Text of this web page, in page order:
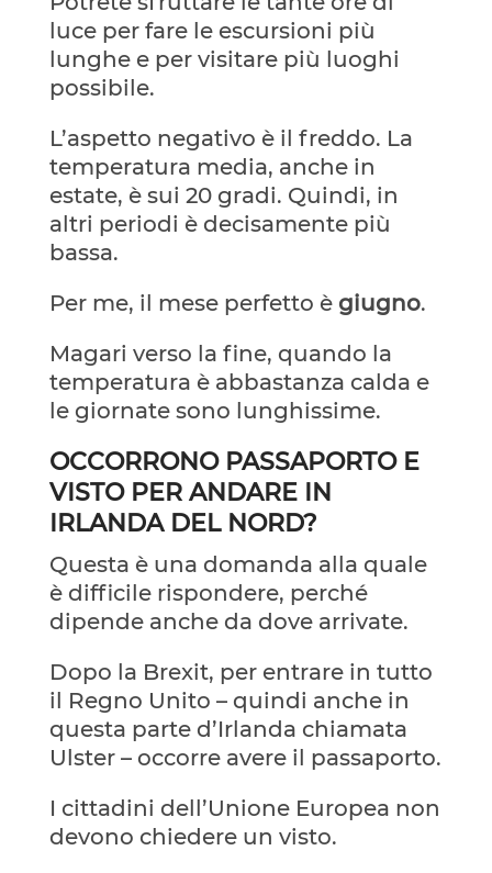
luce per fare le escursioni più
lunghe e per visitare più luoghi
possibile.
L’aspetto negativo è il freddo. La
temperatura media, anche in
estate, è sui 20 gradi. Quindi, in
altri periodi è decisamente più
bassa.
Per me, il mese perfetto ègiugno.
Magari verso la fine, quando la
temperatura è abbastanza calda e
le giornate sono lunghissime.
OCCORRONO PASSAPORTO E
VISTO PER ANDARE IN
IRLANDA DEL NORD?
Questa è una domanda alla quale
è difficile rispondere, perché
dipende anche da dove arrivate.
Dopo la Brexit, per entrare in tutto
il Regno Unito – quindi anche in
questa parte d’Irlanda chiamata
Ulster – occorre avere il passaporto.
I cittadini dell’Unione Europea non
devono chiedere un visto.